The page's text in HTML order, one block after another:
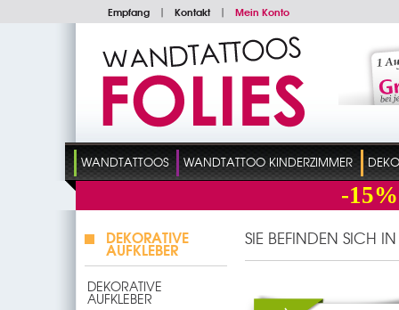
Empfang | Kontakt | Mein Konto
WANDTATTOOS WANDTATTOO KINDERZIMMER
-15%
DEKORATIVE
AUFKLEBER
DEKORATIVE
AUFKLEBER
SIE BEFINDEN SICH